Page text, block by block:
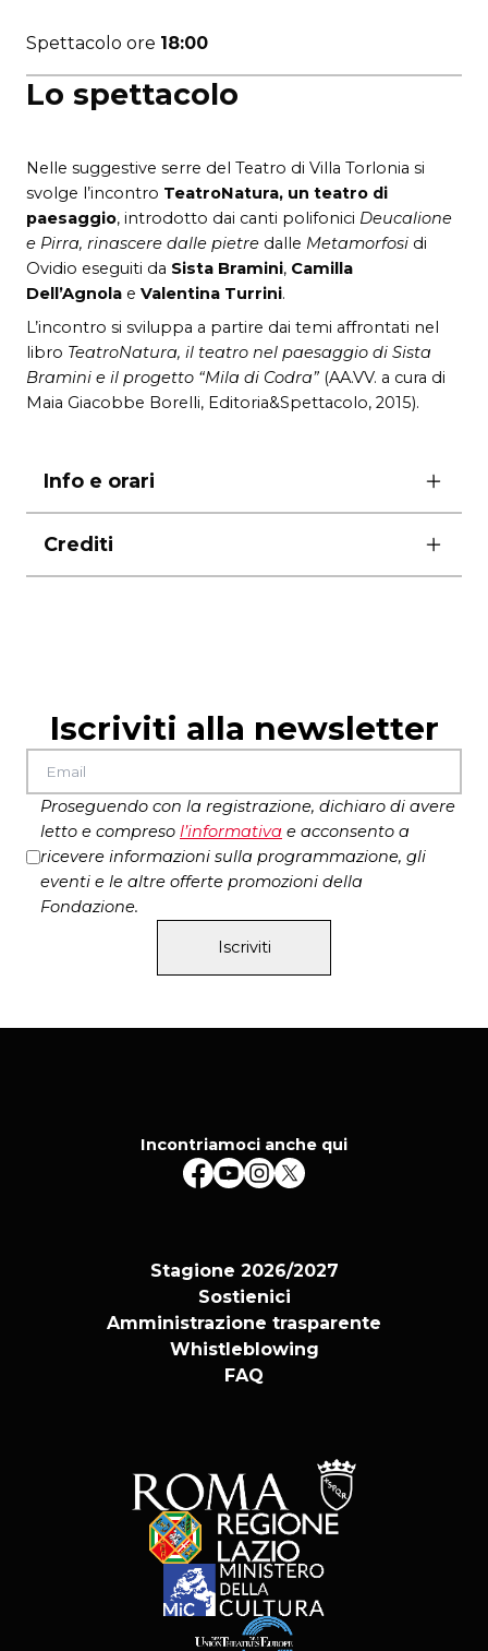
Lo spettacolo
Nelle suggestive serre del Teatro di Villa Torlonia si
svolge l’incontro TeatroNatura, un teatro di
paesaggio, introdotto dai canti polifonici Deucalione
e Pirra, rinascere dalle pietre dalle Metamorfosi di
Ovidio eseguiti da Sista Bramini, Camilla
Dell’Agnola e Valentina Turrini.
L’incontro si sviluppa a partire dai temi affrontati nel
libro TeatroNatura, il teatro nel paesaggio di Sista
Bramini e il progetto “Mila di Codra” (AA.VV. a cura di
Maia Giacobbe Borelli, Editoria&Spettacolo, 2015).
Info e orari
ore 18:00
Crediti
Sergio Lo Gatto
, giornalista e critico teatrale
Spettacolo ore 18:00
Iscriviti alla newsletter
Proseguendo con la registrazione, dichiaro di avere
letto e compreso l’informativa e acconsento a
ricevere informazioni sulla programmazione, gli
eventi e le altre offerte promozioni della
Fondazione.
Iscriviti
Incontriamoci anche qui
Stagione 2026/2027
Sostienici
Amministrazione trasparente
Whistleblowing
FAQ